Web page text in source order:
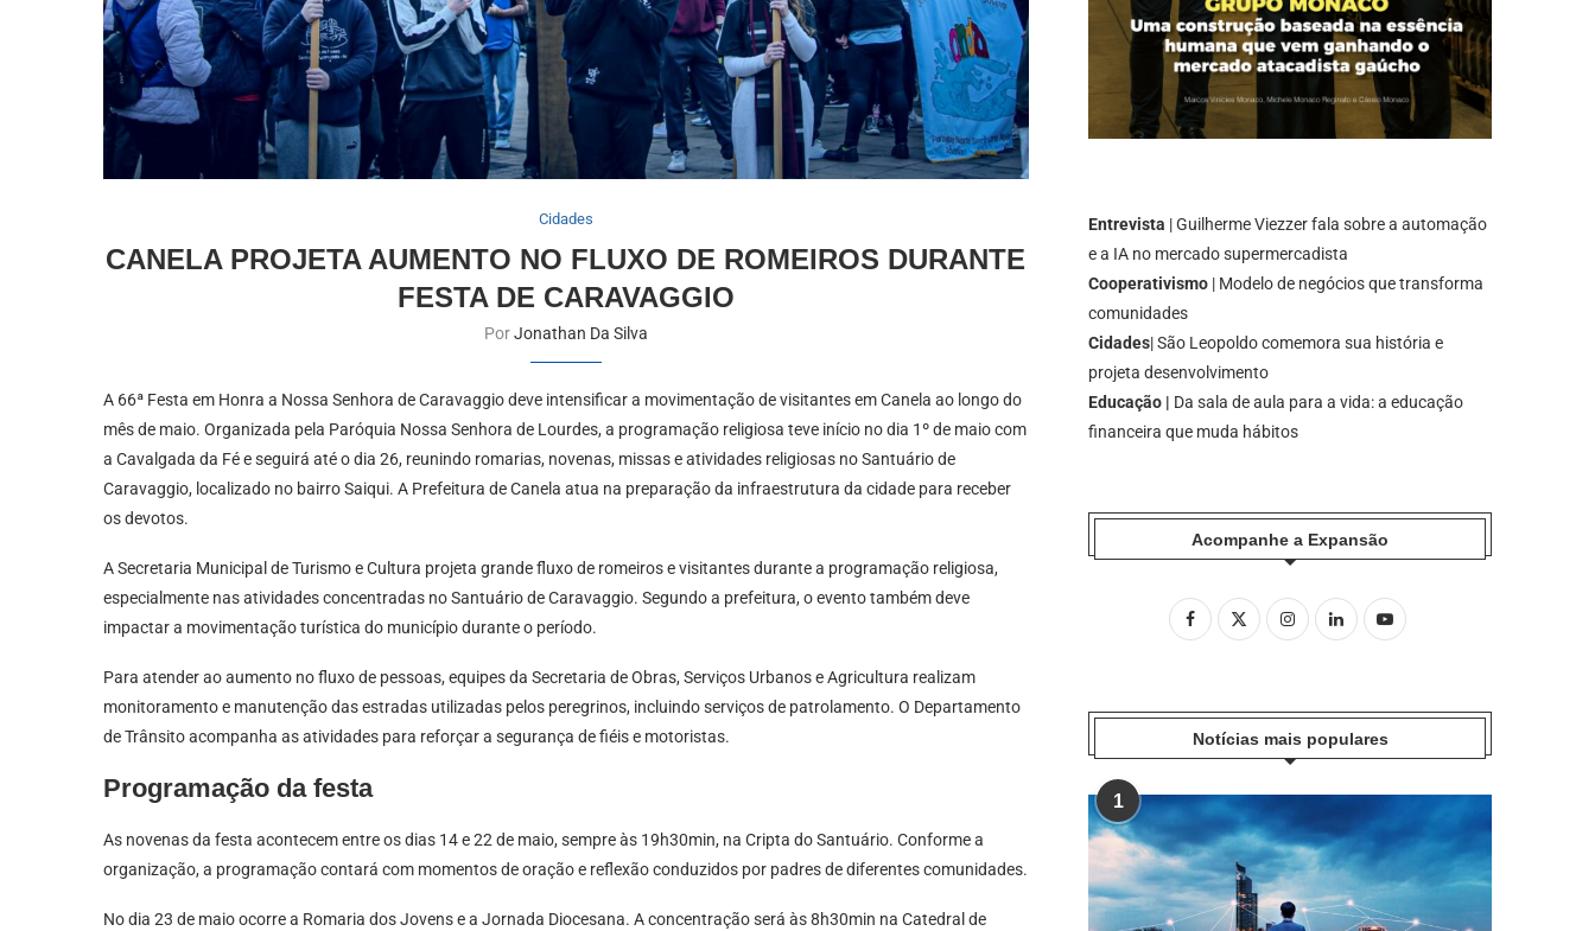
Cidades
CANELA PROJETA AUMENTO NO FLUXO DE ROMEIROS DURANTE
FESTA DE CARAVAGGIO
PorJonathan Da Silva
A 66ª Festa em Honra a Nossa Senhora de Caravaggio deve intensificar a movimentação de visitantes em Canela ao longo do
mês de maio. Organizada pela Paróquia Nossa Senhora de Lourdes, a programação religiosa teve início no dia 1º de maio com
a Cavalgada da Fé e seguirá até o dia 26, reunindo romarias, novenas, missas e atividades religiosas no Santuário de
Caravaggio, localizado no bairro Saiqui. A Prefeitura de Canela atua na preparação da infraestrutura da cidade para receber
os devotos.
A Secretaria Municipal de Turismo e Cultura projeta grande fluxo de romeiros e visitantes durante a programação religiosa,
especialmente nas atividades concentradas no Santuário de Caravaggio. Segundo a prefeitura, o evento também deve
impactar a movimentação turística do município durante o período.
Para atender ao aumento no fluxo de pessoas, equipes da Secretaria de Obras, Serviços Urbanos e Agricultura realizam
monitoramento e manutenção das estradas utilizadas pelos peregrinos, incluindo serviços de patrolamento. O Departamento
de Trânsito acompanha as atividades para reforçar a segurança de fiéis e motoristas.
Programação da festa
As novenas da festa acontecem entre os dias 14 e 22 de maio, sempre às 19h30min, na Cripta do Santuário. Conforme a
organização, a programação contará com momentos de oração e reflexão conduzidos por padres de diferentes comunidades.
No dia 23 de maio ocorre a Romaria dos Jovens e a Jornada Diocesana. A concentração será às 8h30min na Catedral de
Entrevista | Guilherme Viezzer fala sobre a automação
e a IA no mercado supermercadista
Cooperativismo | Modelo de negócios que transforma
comunidades
Cidades| São Leopoldo comemora sua história e
projeta desenvolvimento
Educação | Da sala de aula para a vida: a educação
financeira que muda hábitos
Acompanhe a Expansão
Notícias mais populares
1